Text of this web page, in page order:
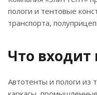
пологи и тентовые
транспорта,
Что входит
Автотенты и пологи из